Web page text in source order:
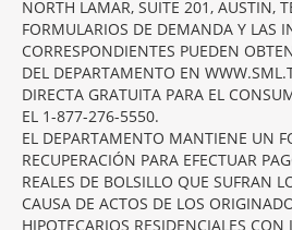
NORTH LAMAR, SUITE 201, AUSTIN,
FORMULARIOS DE DEMANDA Y LAS
CORRESPONDIENTES PUEDEN
DEL DEPARTAMENTO EN
DIRECTA GRATUITA PARA EL
EL 1-877-276-5550.
EL DEPARTAMENTO MANTIENE UN
RECUPERACIÓN PARA EFECTUAR
REALES DE BOLSILLO QUE SUFRAN
CAUSA DE ACTOS DE LOS
HIPOTECARIOS RESIDENCIALES CON